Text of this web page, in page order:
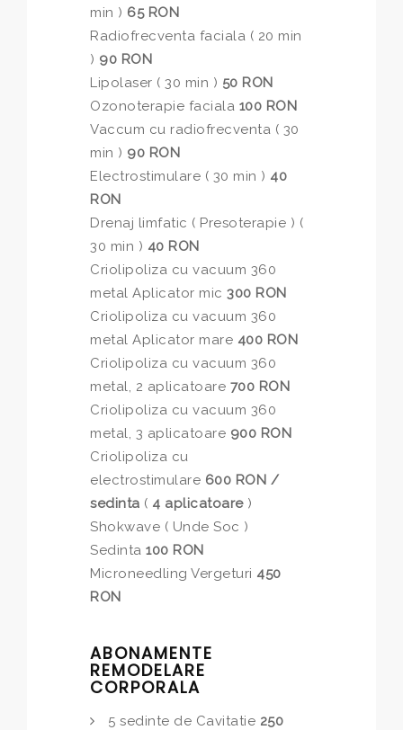
min ) 65 RON
Radiofrecventa faciala ( 20 min
) 90 RON
Lipolaser ( 30 min ) 50 RON
Ozonoterapie faciala 100 RON
Vaccum cu radiofrecventa ( 30
min ) 90 RON
Electrostimulare ( 30 min ) 40
RON
Drenaj limfatic ( Presoterapie ) (
30 min ) 40 RON
Criolipoliza cu vacuum 360
metal Aplicator mic 300 RON
Criolipoliza cu vacuum 360
metal Aplicator mare 400 RON
Criolipoliza cu vacuum 360
metal, 2 aplicatoare 700 RON
Criolipoliza cu vacuum 360
metal, 3 aplicatoare 900 RON
Criolipoliza cu
electrostimulare 600 RON /
sedinta ( 4 aplicatoare)
Shokwave ( Unde Soc )
Sedinta 100 RON
Microneedling Vergeturi 450
RON
ABONAMENTE
REMODELARE
CORPORALA
5 sedinte de Cavitatie 250